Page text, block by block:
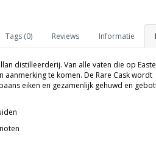
Informatie
Reviews
Tags (0)
distilleerderij. Van alle vaten die op
aanmerking te komen. De Rare Cask wordt
eiken en gezamenlijk gehuwd en